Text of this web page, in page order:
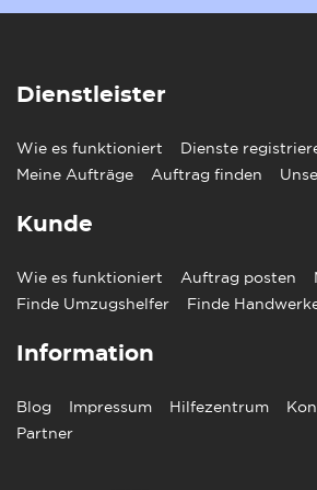
Dienstleister
Wie es funktioniert Dienste
Meine Aufträge
Auftrag finden
Kunde
Wie es funktioniert Auftrag posten
Finde Umzugshelfer
Finde
Information
Blog Impressum Hilfezentrum
Partner